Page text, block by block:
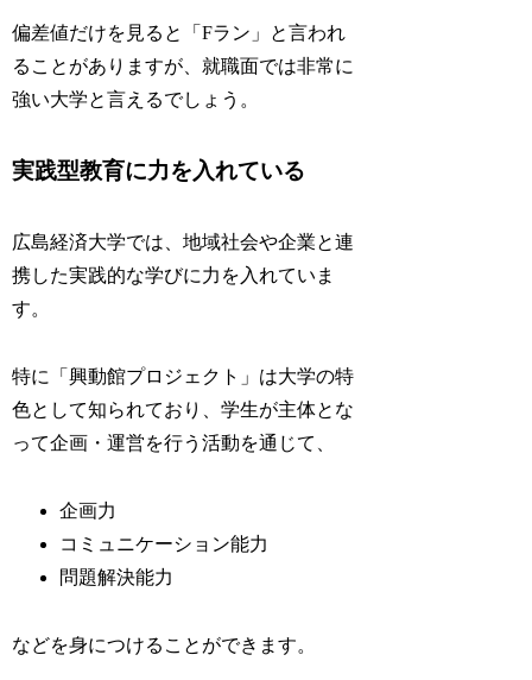
偏差値だけを見ると「Fラン」と言われ
ることがありますが、就職面では非常に
強い大学と言えるでしょう。
実践型教育に力を入れている
広島経済大学では、地域社会や企業と連
携した実践的な学びに力を入れていま
す。
特に「興動館プロジェクト」は大学の特
色として知られており、学生が主体とな
って企画・運営を行う活動を通じて、
企画力
コミュニケーション能力
問題解決能力
などを身につけることができます。